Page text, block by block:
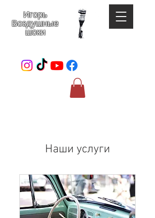
Игорь
Воздушные
шоки
Наши услуги